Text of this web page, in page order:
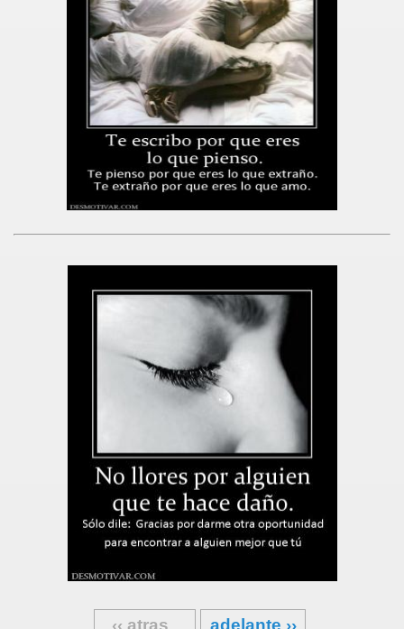
‹‹ atras adelante ››